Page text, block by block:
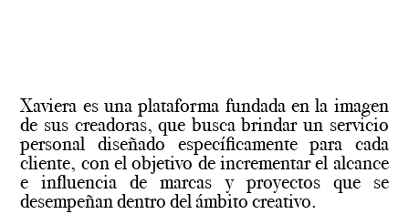
Xaviera es una plataforma fundada en la imagen
de sus creadoras, que busca brindar un servicio
personal diseñado específicamente para cada
cliente, con el objetivo de incrementar el alcance
e influencia de marcas y proyectos que se
desempeñan dentro del ámbito creativo.